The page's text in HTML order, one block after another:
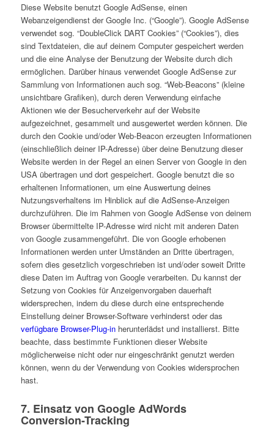
Diese Website benutzt Google AdSense, einen
Webanzeigendienst der Google Inc. (“Google”). Google AdSense
verwendet sog. “DoubleClick DART Cookies” (“Cookies”), dies
sind Textdateien, die auf deinem Computer gespeichert werden
und die eine Analyse der Benutzung der Website durch dich
ermöglichen. Darüber hinaus verwendet Google AdSense zur
Sammlung von Informationen auch sog. “Web-Beacons” (kleine
unsichtbare Grafiken), durch deren Verwendung einfache
Aktionen wie der Besucherverkehr auf der Website
aufgezeichnet, gesammelt und ausgewertet werden können. Die
durch den Cookie und/oder Web-Beacon erzeugten Informationen
(einschließlich deiner IP-Adresse) über deine Benutzung dieser
Website werden in der Regel an einen Server von Google in den
USA übertragen und dort gespeichert. Google benutzt die so
erhaltenen Informationen, um eine Auswertung deines
Nutzungsverhaltens im Hinblick auf die AdSense-Anzeigen
durchzuführen. Die im Rahmen von Google AdSense von deinem
Browser übermittelte IP-Adresse wird nicht mit anderen Daten
von Google zusammengeführt. Die von Google erhobenen
Informationen werden unter Umständen an Dritte übertragen,
sofern dies gesetzlich vorgeschrieben ist und/oder soweit Dritte
diese Daten im Auftrag von Google verarbeiten. Du kannst der
Setzung von Cookies für Anzeigenvorgaben dauerhaft
widersprechen, indem du diese durch eine entsprechende
Einstellung deiner Browser-Software verhinderst oder das
verfügbare Browser-Plug-inherunterlädst und installierst. Bitte
beachte, dass bestimmte Funktionen dieser Website
möglicherweise nicht oder nur eingeschränkt genutzt werden
können, wenn du der Verwendung von Cookies widersprochen
hast.
7. Einsatz von Google AdWords
Conversion-Tracking